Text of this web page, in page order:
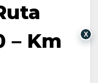
– Km
X